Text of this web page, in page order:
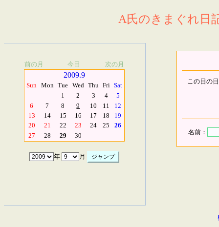
A氏のきまぐれ日
前の月 今日 次の月
2009.9
Sun Mon Tue Wed Thu Fri Sat
1
2 3 4
5
6
7 8 9 10 11
12
13
14 15 16 17 18
19
20
21 22 23 24 25
26
27
28 29 30
年 月
この日の
名前：